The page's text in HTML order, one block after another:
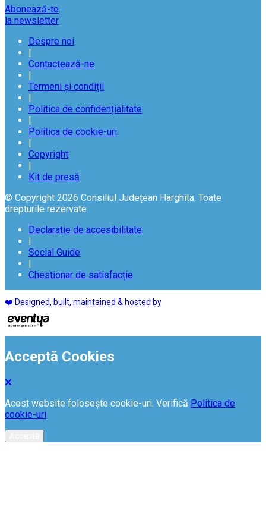
Abonează-te
la newsletter
Despre noi
|
Contactează-ne
|
Termeni și condiții
|
Politica de confidențialitate
|
Politica de cookie-uri
|
Copyright
|
Kit de presă
© Copyright 2026 Consiliul Județean Harghita. Toate
drepturile rezervate
Declarație de accesibilitate
|
Social Guide
|
Chestionar de satisfacție
❤️ Designed, built, maintained & hosted by
Acceptă Cookies
Acest website folosește cookie-uri. Verifică Politica de
cookie-uri